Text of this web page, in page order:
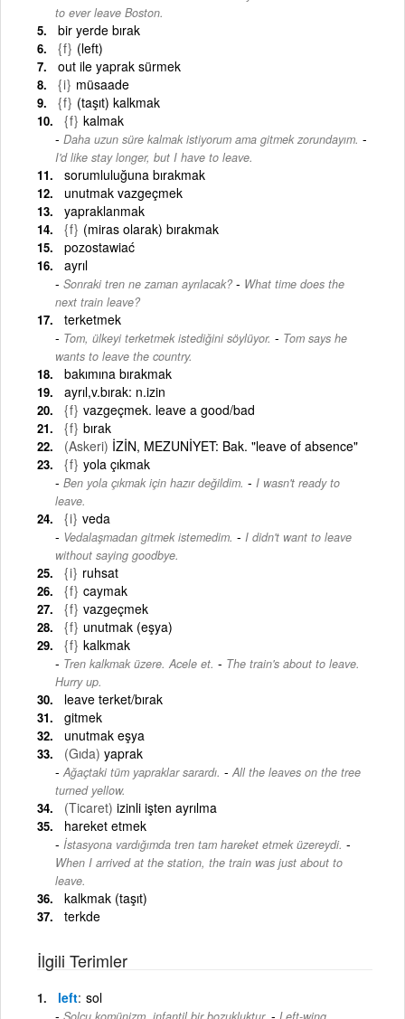
to ever leave Boston.
bir yerde bırak
{f} (left)
out ile yaprak sürmek
{i} müsaade
{f} (taşıt) kalkmak
{f} kalmak
Daha uzun süre kalmak istiyorum ama gitmek zorundayım. -
I'd like stay longer, but I have to leave.
sorumluluğuna bırakmak
unutmak vazgeçmek
yapraklanmak
{f} (miras olarak) bırakmak
pozostawiać
ayrıl
Sonraki tren ne zaman ayrılacak? - What time does the
next train leave?
terketmek
Tom, ülkeyi terketmek istediğini söylüyor. - Tom says he
wants to leave the country.
bakımına bırakmak
ayrıl,v.bırak: n.izin
{f} vazgeçmek. leave a good/bad
{f} bırak
(Askeri) İZİN, MEZUNİYET: Bak. "leave of absence"
{f} yola çıkmak
Ben yola çıkmak için hazır değildim. - I wasn't ready to
leave.
{i} veda
Vedalaşmadan gitmek istemedim. - I didn't want to leave
without saying goodbye.
{i} ruhsat
{f} caymak
{f} vazgeçmek
{f} unutmak (eşya)
{f} kalkmak
Tren kalkmak üzere. Acele et. - The train's about to leave.
Hurry up.
leave terket/bırak
gitmek
unutmak eşya
(Gıda) yaprak
Ağaçtaki tüm yapraklar sarardı. - All the leaves on the tree
turned yellow.
(Ticaret) izinli işten ayrılma
hareket etmek
İstasyona vardığımda tren tam hareket etmek üzereydi. -
When I arrived at the station, the train was just about to
leave.
kalkmak (taşıt)
terkde
İlgili Terimler
left sol
-